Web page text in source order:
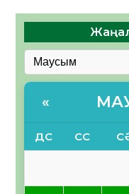
«
ДС СС СӘ